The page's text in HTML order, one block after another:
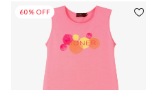
60% OFF